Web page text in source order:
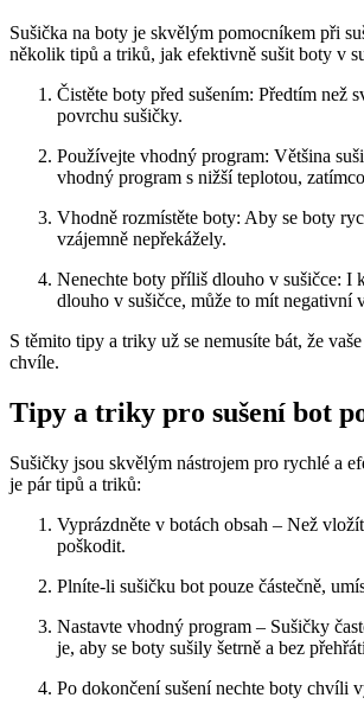
Sušička na boty ‍je skvělým pomocníkem při
několik tipů a triků, jak efektivně⁢ sušit boty‌ v
Čistěte boty před sušením: Předtím‌ než
povrchu sušičky.
Používejte ⁤vhodný program: Většina
vhodný program s nižší teplotou,
Vhodně ⁣rozmístěte boty: Aby se boty
‌vzájemně ⁣nepřekážely.
Nenechte boty příliš ⁣dlouho⁣ v sušičce: I
dlouho v sušičce, může to mít
S těmito tipy ⁣a triky‍ už ‌se ​nemusíte bát, ⁣že
chvíle.
Tipy a triky pro sušení bot
Sušičky jsou skvělým nástrojem pro rychlé a
⁢je pár ⁣tipů ‍a triků:
Vyprázdněte v botách obsah – Než
poškodit.
Plníte-li sušičku bot pouze částečně,
Nastavte vhodný program – ‍Sušičky⁢
je, aby se boty sušily šetrně a ⁣bez
Po dokončení ⁢sušení nechte boty chvíli